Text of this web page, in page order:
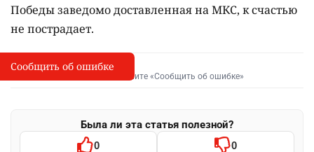
Победы заведомо доставленная на МКС, к счастью
не пострадает.
I
Сообщить об опечатке
Выделите фрагмент и нажмите «Сообщить об ошибке»
Была ли эта статья полезной?
0 0
Сообщить об ошибке